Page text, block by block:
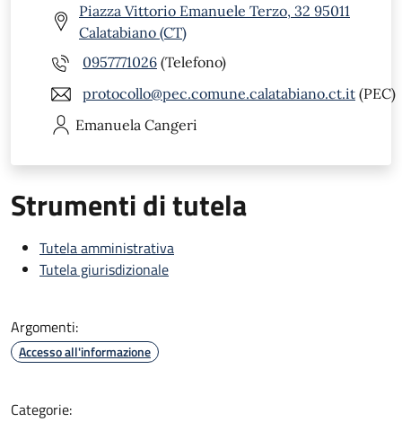
Piazza Vittorio Emanuele Terzo, 32 95011
Calatabiano (CT)
0957771026 (Telefono)
protocollo@pec.comune.calatabiano.ct.it (PEC)
Emanuela Cangeri
Strumenti di tutela
Tutela amministrativa
Tutela giurisdizionale
Argomenti:
Accesso all'informazione
Categorie: